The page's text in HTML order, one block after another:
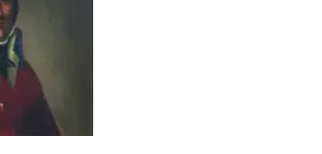
malt av